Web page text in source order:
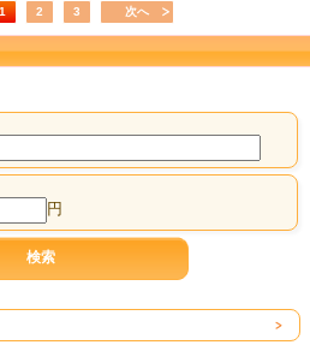
1 2 3 次へ
円